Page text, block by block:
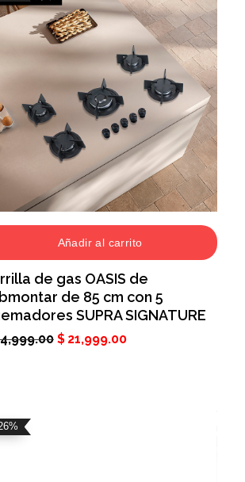
Añadir al carrito
de gas OASIS de
de 85 cm con 5
SUPRA SIGNATURE
$ 21,999.00